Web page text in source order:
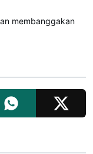
membanggakan